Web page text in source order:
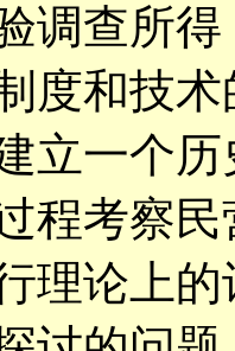
调查所
度和技
立一个
程考察
理论上